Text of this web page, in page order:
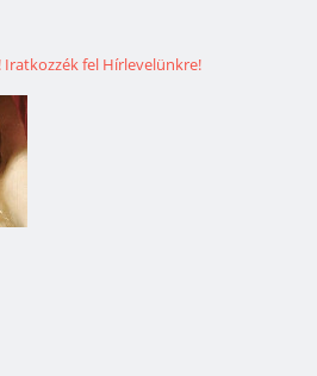
fel Hírlevelünkre!